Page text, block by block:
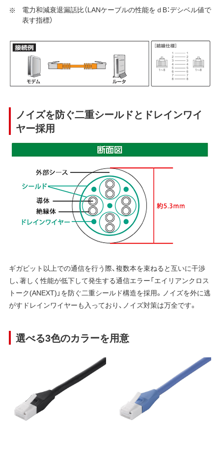
電力和減衰退漏話比（LANケーブルの性能をｄB：デシベル値で
表す指標）
ノイズを防ぐ二重シールドとドレインワイ
ヤー採用
ギガビット以上での通信を行う際、複数本を束ねると互いに干渉
し、著しく性能が低下して発生する通信エラー「エイリアンクロス
トーク(ANEXT)」を防ぐ二重シールド構造を採用。ノイズを外に逃
がすドレインワイヤーも入っており、ノイズ対策は万全です。
選べる3色のカラーを用意